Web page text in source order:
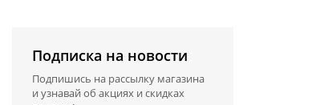
Подписка на новости
Подпишись на рассылку магазина
и узнавай об акциях и скидках